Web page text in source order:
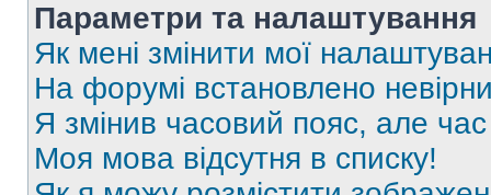
Параметри та налаштування
Як мені змінити мої
На форумі встановлено
Я змінив часовий пояс, але
Моя мова відсутня в списку!